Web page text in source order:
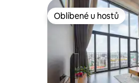
Oblíbené u hostů
Oblíbené u hostů